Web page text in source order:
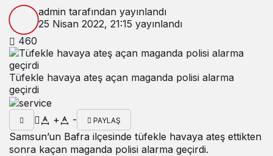
admin tarafından yayınlandı
25 Nisan 2022, 21:15 yayınlandı
460
Tüfekle havaya ateş açan maganda polisi alarma
geçirdi
+ - PAYLAŞ
Samsun’un Bafra ilçesinde tüfekle havaya ateş ettikten
sonra kaçan maganda polisi alarma geçirdi.